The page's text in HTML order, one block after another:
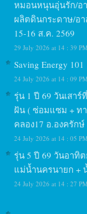
หมอนหนุนอุ่นรัก/อ
ผลิตดินกระดาษ/อา
15-16 ส.ค. 2569
29 July 2026 at 14 : 39 PM
Saving Energy
24 July 2026 at 14 : 09 PM
รุ่น 1 ปี 69 วันเสา
ฝัน ( ซ่อมแซม + ทา
คลอง17 อ.องครัก
24 July 2026 at 14 : 05 PM
รุ่น 5 ปี 69 วันอาทิ
แม่น้ำนครนายก +
24 July 2026 at 14 : 27 PM